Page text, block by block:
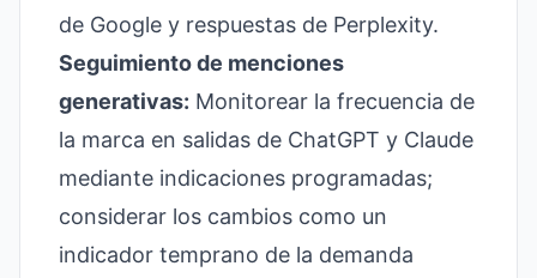
de Google y respuestas de Perplexity.
Seguimiento de menciones
generativas: Monitorear la frecuencia de
la marca en salidas de ChatGPT y Claude
mediante indicaciones programadas;
considerar los cambios como un
indicador temprano de la demanda